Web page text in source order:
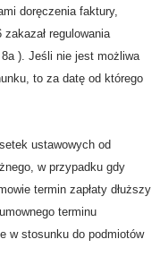
doręczenia faktury,
regulowania
). Jeśli nie jest możliwa
to za datę od którego
ustawowych od
w przypadku gdy
termin zapłaty dłuższy
terminu
w stosunku do podmiotów